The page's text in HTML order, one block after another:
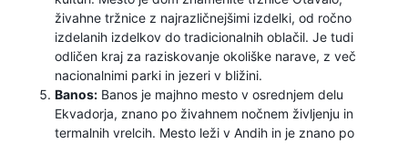
živahne tržnice z najrazličnejšimi izdelki, od ročno
izdelanih izdelkov do tradicionalnih oblačil. Je tudi
odličen kraj za raziskovanje okoliške narave, z več
nacionalnimi parki in jezeri v bližini.
Banos: Banos je majhno mesto v osrednjem delu
Ekvadorja, znano po živahnem nočnem življenju in
termalnih vrelcih. Mesto leži v Andih in je znano po